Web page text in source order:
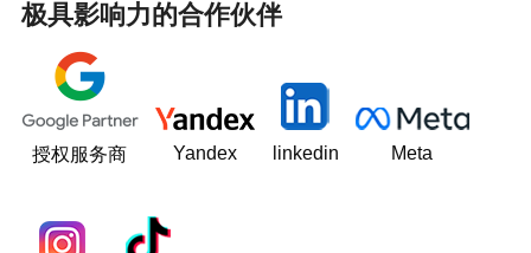
极具影响力的合作伙伴
授权服务商 Yandex linkedin Meta